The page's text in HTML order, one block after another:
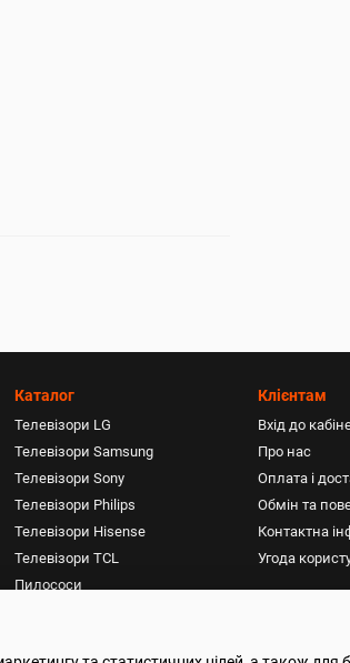
Каталог
Телевізори LG
Телевізори Samsung
Телевізори Sony
Телевізори Philips
Телевізори Hisense
Телевізори TCL
Пилососи
Клієнтам
Вхід до
Про нас
Оплата і
Обмін та
Контактна
Угода